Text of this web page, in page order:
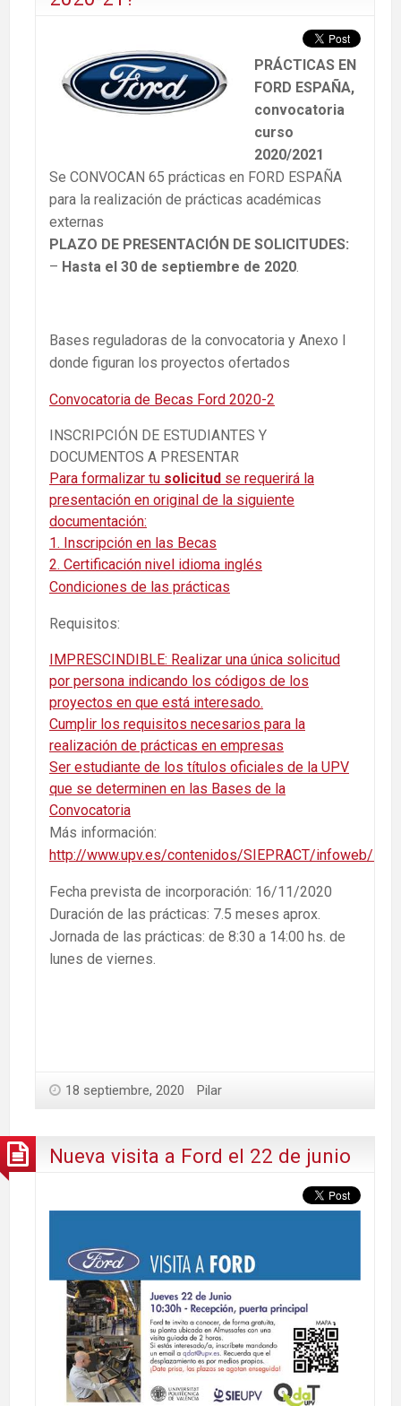
PRÁCTICAS EN
FORD ESPAÑA,
convocatoria
curso
2020/2021
Se CONVOCAN 65 prácticas en FORD ESPAÑA
para la realización de prácticas académicas
externas
PLAZO DE PRESENTACIÓN DE SOLICITUDES:
– Hasta el 30 de septiembre de 2020.
Bases reguladoras de la convocatoria y Anexo I
donde figuran los proyectos ofertados
Convocatoria de Becas Ford 2020-2
INSCRIPCIÓN DE ESTUDIANTES Y
DOCUMENTOS A PRESENTAR
Para formalizar tu solicitud se requerirá la
presentación en original de la siguiente
documentación:
1. Inscripción en las Becas
2. Certificación nivel idioma inglés
Condiciones de las prácticas
Requisitos:
IMPRESCINDIBLE: Realizar una única solicitud
por persona indicando los códigos de los
proyectos en que está interesado.
Cumplir los requisitos necesarios para la
realización de prácticas en empresas
Ser estudiante de los títulos oficiales de la UPV
que se determinen en las Bases de la
Convocatoria
Más información:
http://www.upv.es/contenidos/SIEPRACT/infoweb/
Fecha prevista de incorporación: 16/11/2020
Duración de las prácticas: 7.5 meses aprox.
Jornada de las prácticas: de 8:30 a 14:00 hs. de
lunes de viernes.
18 septiembre, 2020 Pilar
Nueva visita a Ford el 22 de junio